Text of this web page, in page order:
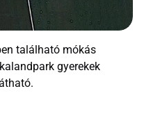
található mókás
gyerekek